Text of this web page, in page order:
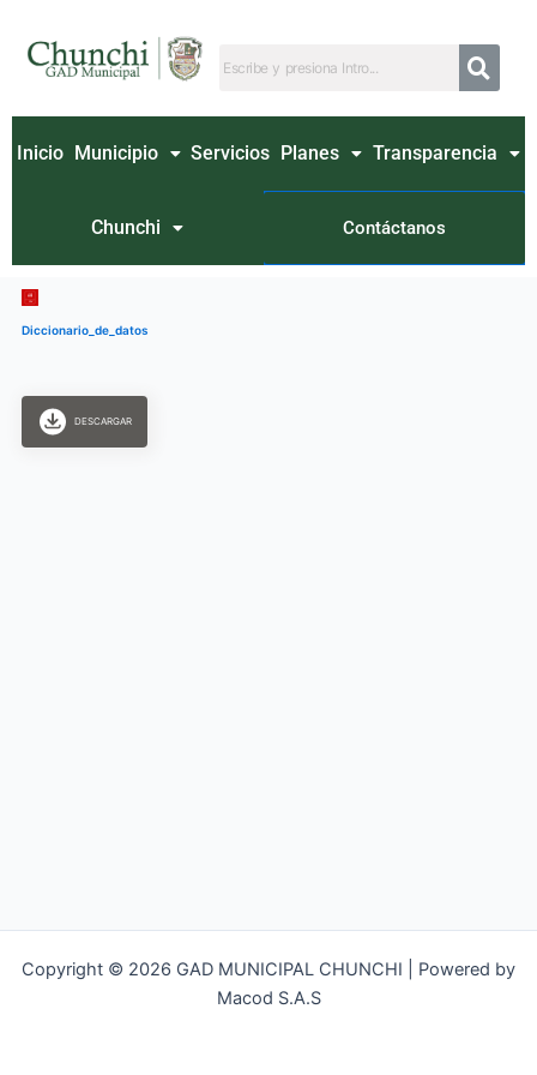
contenido
Inicio Municipio Servicios Planes Transparencia
Chunchi Contáctanos
Diccionario_de_datos
DESCARGAR
Copyright © 2026 GAD MUNICIPAL CHUNCHI | Powered by
Macod S.A.S